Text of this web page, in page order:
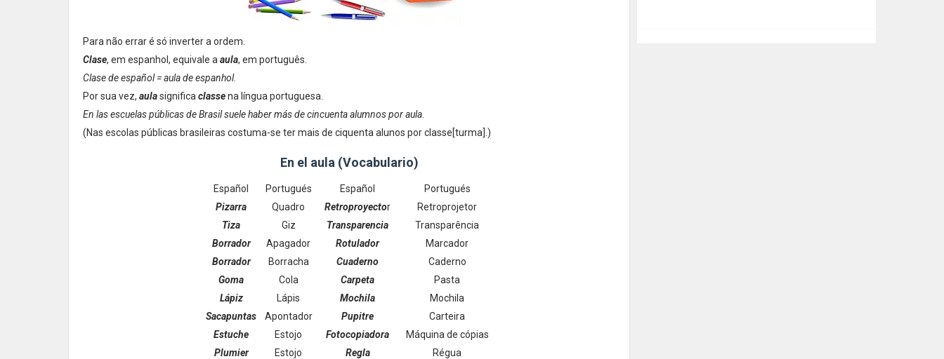
Para não errar é só inverter a ordem.
Clase, em espanhol, equivale a aula, em português.
Clase de español = aula de espanhol.
Por sua vez, aulasignifica classena língua portuguesa.
En las escuelas públicas de Brasil suele haber más de cincuenta alumnos por aula
(Nas escolas públicas brasileiras costuma-se ter mais de ciquenta alunos por classe[turma].)
En el aula (Vocabulario)
Español Portugués Español
Portugués
Pizarra
Quadro Retroproyector
Retroprojetor
Tiza
Giz Transparencia
Transparência
Borrador
Apagador Rotulador
Marcador
Borrador
Borracha Cuaderno
Caderno
Goma
Cola Carpeta
Pasta
Lápiz
Lápis Mochila
Mochila
Sacapuntas
Apontador Pupitre
Carteira
Estuche
Estojo Fotocopiadora
Máquina de cópias
Plumier
Estojo Regla
Régua